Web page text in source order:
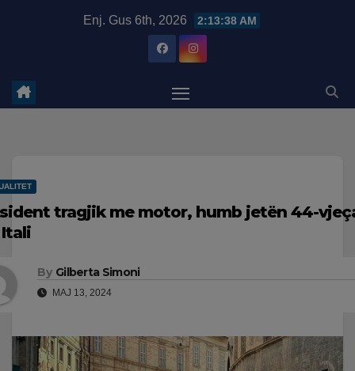
Enj. Gus 6th, 2026 2:13:39 AM
tragjik me motor, humb jetën 44-
By Gilberta Simoni
MAJ 13, 2024